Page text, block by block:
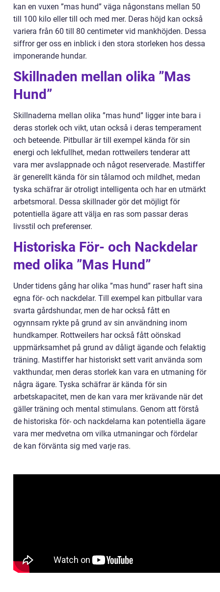
kan en vuxen ”mas hund” väga någonstans mellan 50
till 100 kilo eller till och med mer. Deras höjd kan också
variera från 60 till 80 centimeter vid mankhöjden. Dessa
siffror ger oss en inblick i den stora storleken hos dessa
imponerande hundar.
Skillnaden mellan olika ”Mas
Hund”
Skillnaderna mellan olika ”mas hund” ligger inte bara i
deras storlek och vikt, utan också i deras temperament
och beteende. Pitbullar är till exempel kända för sin
energi och lekfullhet, medan rottweilers tenderar att
vara mer avslappnade och något reserverade. Mastiffer
är generellt kända för sin tålamod och mildhet, medan
tyska schäfrar är otroligt intelligenta och har en utmärkt
arbetsmoral. Dessa skillnader gör det möjligt för
potentiella ägare att välja en ras som passar deras
livsstil och preferenser.
Historiska För- och Nackdelar
med olika ”Mas Hund”
Under tidens gång har olika ”mas hund” raser haft sina
egna för- och nackdelar. Till exempel kan pitbullar vara
svarta gårdshundar, men de har också fått en
ogynnsam rykte på grund av sin användning inom
hundkamper. Rottweilers har också fått oönskad
uppmärksamhet på grund av dåligt ägande och felaktig
träning. Mastiffer har historiskt sett varit använda som
vakthundar, men deras storlek kan vara en utmaning för
några ägare. Tyska schäfrar är kända för sin
arbetskapacitet, men de kan vara mer krävande när det
gäller träning och mental stimulans. Genom att förstå
de historiska för- och nackdelarna kan potentiella ägare
vara mer medvetna om vilka utmaningar och fördelar
de kan förvänta sig med varje ras.